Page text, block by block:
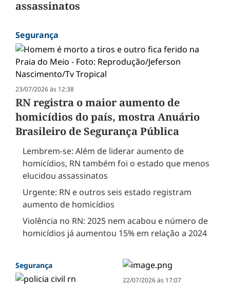
assassinatos
Segurança
23/07/2026 às 12:38
RN registra o maior aumento de
homicídios do país, mostra Anuário
Brasileiro de Segurança Pública
Lembrem-se: Além de liderar aumento de
homicídios, RN também foi o estado que menos
elucidou assassinatos
Urgente: RN e outros seis estado registram
aumento de homicídios
Violência no RN: 2025 nem acabou e número de
homicídios já aumentou 15% em relação a 2024
Segurança
22/07/2026 às 17:07